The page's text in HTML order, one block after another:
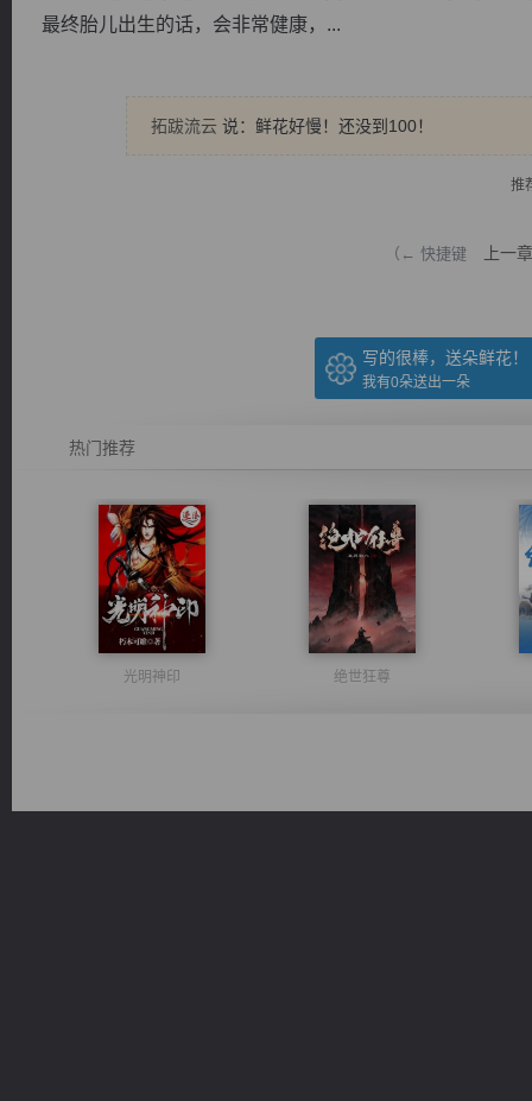
最终胎儿出生的话，会非常健康，...
拓跋流云 说：鲜花好慢！还没到100！
推
（← 快捷键 上一章
写的很棒，送朵鲜花！
我有0朵送出一朵
热门推荐
光明神印 绝世狂尊